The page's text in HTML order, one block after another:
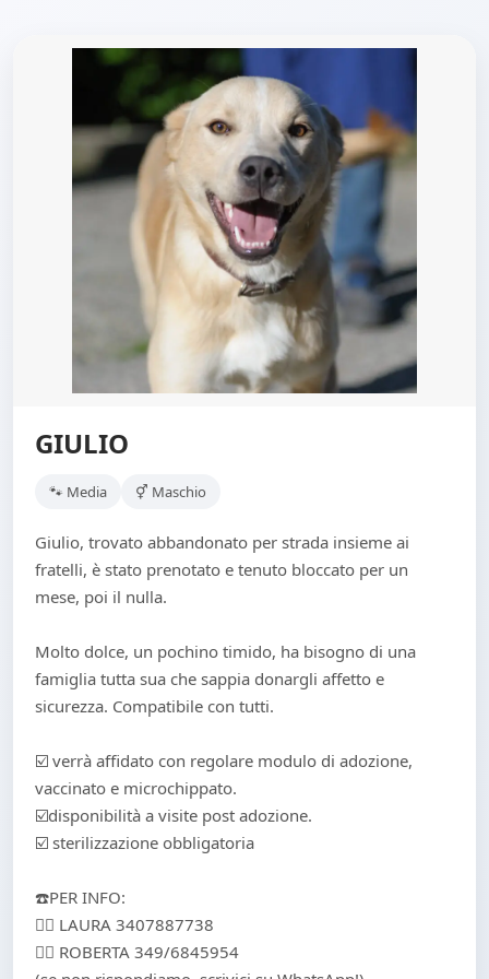
GIULIO
🐾 Media ⚥ Maschio
Giulio, trovato abbandonato per strada insieme ai
fratelli, è stato prenotato e tenuto bloccato per un
mese, poi il nulla.
Molto dolce, un pochino timido, ha bisogno di una
famiglia tutta sua che sappia donargli affetto e
sicurezza. Compatibile con tutti.
☑️ verrà affidato con regolare modulo di adozione,
vaccinato e microchippato.
☑️disponibilità a visite post adozione.
☑️ sterilizzazione obbligatoria
☎️PER INFO:
👉🏻 LAURA ‪3407887738
👉🏻 ROBERTA 349/6845954